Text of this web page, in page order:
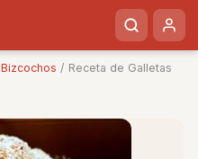
Bizcochos / Receta de Galletas